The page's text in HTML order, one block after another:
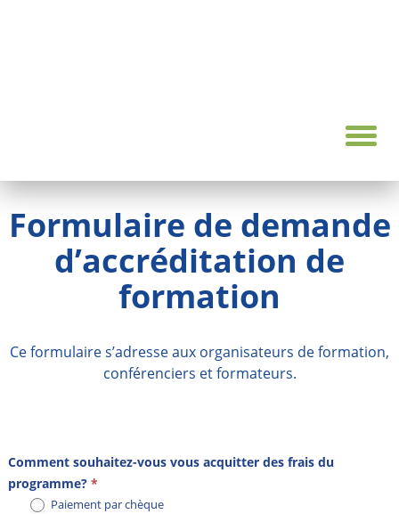
Formulaire de demande
d’accréditation de
formation
Ce formulaire s’adresse aux organisateurs de formation,
conférenciers et formateurs.
d’accréditation
Comment souhaitez-vous vous acquitter des frais du
programme? *
Paiement par chèque